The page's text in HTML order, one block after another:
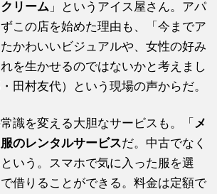
リーム 」というアイス屋さん。アパ
この店を始めた理由も、「今までア
かわいいビジュアルや、女性の好み
を生かせるのではないかと考えまし
田村友代）という現場の声からだ。
識を変える大胆なサービスも。「 メ
服のレンタルサービスだ。中古でなく
という。スマホで気に入った服を選
借りることができる。料金は定額で